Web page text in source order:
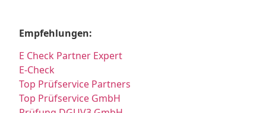
Empfehlungen:
E Check Partner Expert
E-Check
Top Prüfservice Partners
Top Prüfservice GmbH